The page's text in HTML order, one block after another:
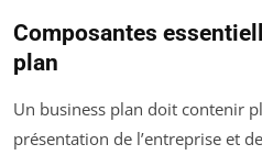
Composantes
plan
Un business plan doit contenir
présentation de l’entreprise et